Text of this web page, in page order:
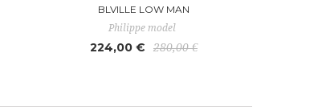
BLVILLE LOW MAN
Philippe model
224,00 € 280,00 €